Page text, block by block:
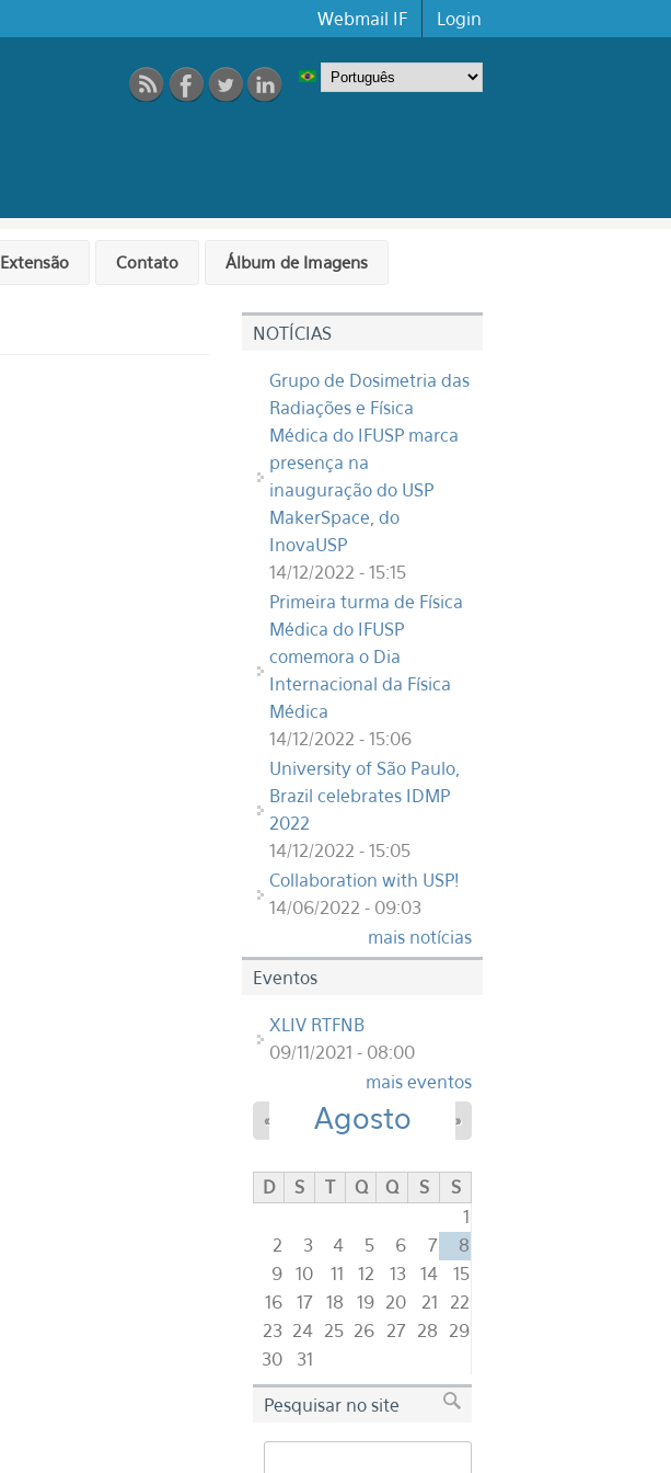
Webmail IF Login
Extensão Contato Álbum de Imagens
NOTÍCIAS
Grupo de Dosimetria das
Radiações e Física
Médica do IFUSP marca
presença na
inauguração do USP
MakerSpace, do
InovaUSP
14/12/2022 - 15:15
Primeira turma de Física
Médica do IFUSP
comemora o Dia
Internacional da Física
Médica
14/12/2022 - 15:06
University of São Paulo,
Brazil celebrates IDMP
2022
14/12/2022 - 15:05
Collaboration with USP!
14/06/2022 - 09:03
mais notícias
Eventos
XLIV RTFNB
09/11/2021 - 08:00
mais eventos
Agosto
« »
D S T Q Q S
S
1
2
3 4 5 6 7
8
9 10 11 12 13 14
15
16
17 18 19 20 21
22
23 24 25 26 27 28 29
30
31
Pesquisar no site